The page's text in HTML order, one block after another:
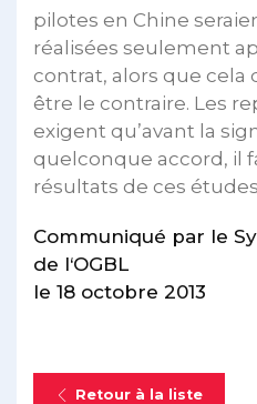
pilotes en Chine
réalisées seulement
contrat, alors que cela
être le contraire. Les
exigent qu’avant la
quelconque accord, il
résultats de ces
Communiqué par le
de l‘OGBL
le 18 octobre 2013
Retour à la liste